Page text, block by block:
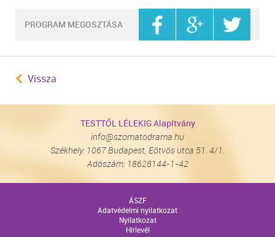
PROGRAM MEGOSZTÁSA
Vissza
TESTTŐL LÉLEKIG Alapítvány
info@szomatodrama.hu
Székhely: 1067 Budapest, Eötvös utca 51. 4/1.
Adószám: 18628144-1-42
ÁSZF
Adatvédelmi nyilatkozat
Nyilatkozat
Hírlevél